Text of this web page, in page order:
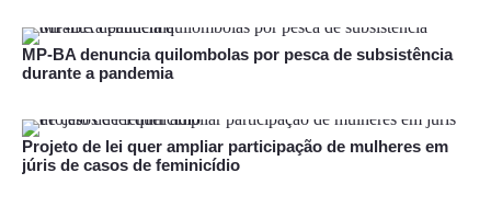
MP-BA denuncia quilombolas por pesca de subsistência
durante a pandemia
Projeto de lei quer ampliar participação de mulheres em
júris de casos de feminicídio